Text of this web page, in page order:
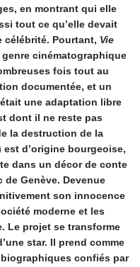
en montrant qui elle
tout ce qu’elle devait
célébrité. Pourtant, Vie
cinématographique
fois tout au
documentée, et un
une adaptation libre
dont il ne reste pas
la destruction de la
d’origine bourgeoise,
dans un décor de conte
Genève. Devenue
son innocence
moderne et les
Le projet se transforme
star. Il prend comme
confiés par